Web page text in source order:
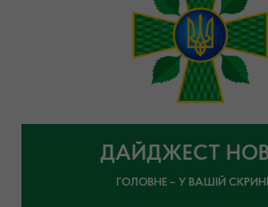
ДАЙДЖЕСТ
ГОЛОВНЕ – У ВАШІЙ